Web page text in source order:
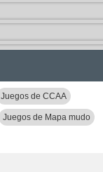
Juegos de CCAA
Juegos de Mapa mudo